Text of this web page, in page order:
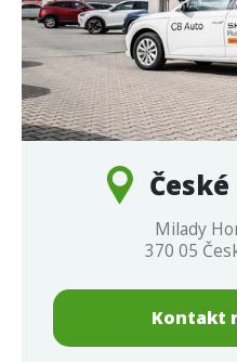
Milady
370 05
Kontakt